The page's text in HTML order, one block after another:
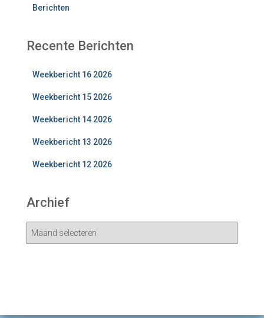
Berichten
Recente Berichten
Weekbericht 16 2026
Weekbericht 15 2026
Weekbericht 14 2026
Weekbericht 13 2026
Weekbericht 12 2026
Archief